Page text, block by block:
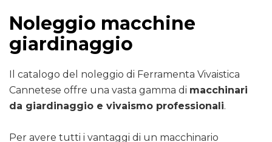
Noleggio macchine
giardinaggio
Il catalogo del noleggio di Ferramenta Vivaistica
Cannetese offre una vasta gamma di macchinari
da giardinaggio e vivaismo professionali.
Per avere tutti i vantaggi di un macchinario